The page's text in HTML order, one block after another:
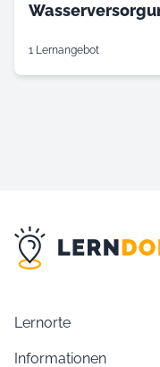
1 Lernangebot
Lernorte
Informationen